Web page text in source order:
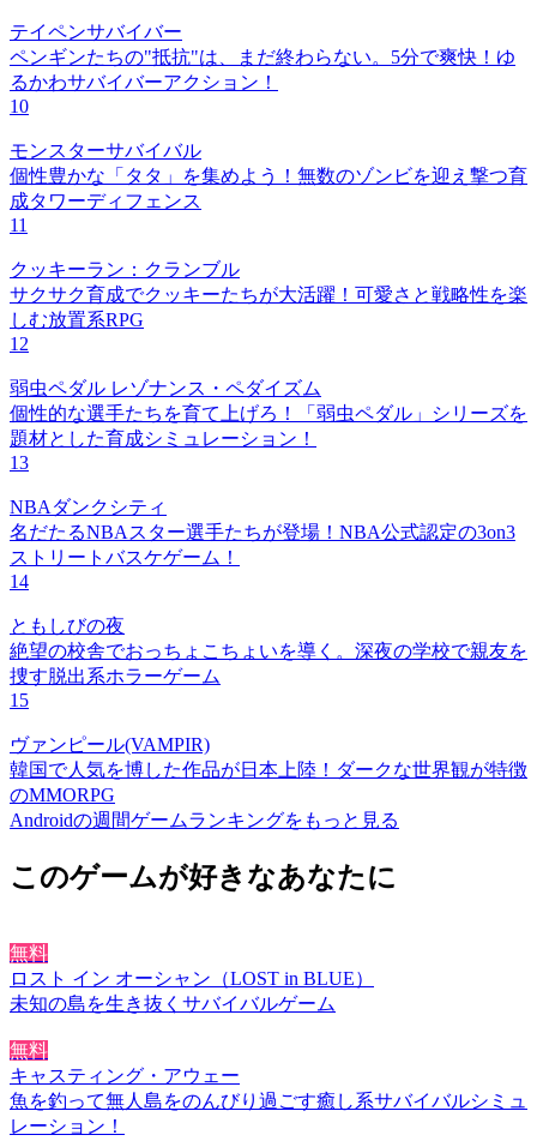
テイペンサバイバー
ペンギンたちの"抵抗"は、まだ終わらない。5分で爽快！ゆ
るかわサバイバーアクション！
10
モンスターサバイバル
個性豊かな「タタ」を集めよう！無数のゾンビを迎え撃つ育
成タワーディフェンス
11
クッキーラン：クランブル
サクサク育成でクッキーたちが大活躍！可愛さと戦略性を楽
しむ放置系RPG
12
弱虫ペダル レゾナンス・ペダイズム
個性的な選手たちを育て上げろ！「弱虫ペダル」シリーズを
題材とした育成シミュレーション！
13
NBAダンクシティ
名だたるNBAスター選手たちが登場！NBA公式認定の3on3
ストリートバスケゲーム！
14
ともしびの夜
絶望の校舎でおっちょこちょいを導く。深夜の学校で親友を
捜す脱出系ホラーゲーム
15
ヴァンピール(VAMPIR)
韓国で人気を博した作品が日本上陸！ダークな世界観が特徴
のMMORPG
Androidの週間ゲームランキングをもっと見る
このゲームが好きなあなたに
無料
ロスト イン オーシャン（LOST in BLUE）
未知の島を生き抜くサバイバルゲーム
無料
キャスティング・アウェー
魚を釣って無人島をのんびり過ごす癒し系サバイバルシミュ
レーション！